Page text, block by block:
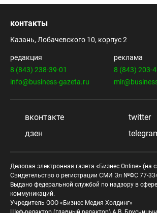
контакты
Казань, Лобачевского 10, корпус 2
редакция
8 (843) 238-39-01
info@business-gazeta.ru
реклама
8 (843) 203-
вконтакте
twitter
дзен
Деловая электронная газета «Бизнес Online» (на
Свидетельство о регистрации СМИ Эл №ФС 77-
Выдано федеральной службой по надзору в
коммуникаций.
Учредитель ООО «Бизнес Медия Холдинг»